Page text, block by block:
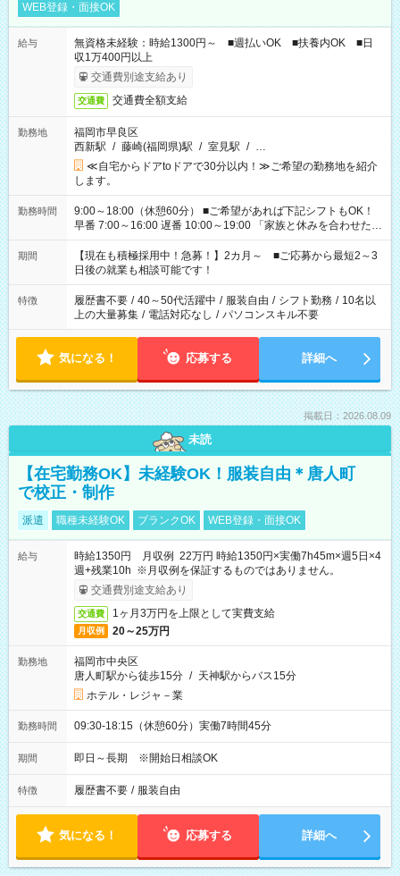
WEB登録・面接OK
給与
無資格未経験：時給1300円～ ■週払いOK ■扶養内OK ■日
収1万400円以上
交通費別途支給あり
交通費 交通費全額支給
勤務地
福岡市早良区
西新駅 / 藤崎(福岡県)駅 / 室見駅 / …
≪自宅からドアtoドアで30分以内！≫ご希望の勤務地を紹介
します。
勤務時間
9:00～18:00（休憩60分） ■ご希望があれば下記シフトもOK！
早番 7:00～16:00 遅番 10:00～19:00 「家族と休みを合わせた
い」 「余裕を持って夕飯の準備がしたい」 「できれば残業はし
たくない」 など、ご希望を教えてくださいね。 ※Wワーク希望
の方へ 今ご覧のお仕事で希望する勤務時間と、もう1つのお仕事
の勤務時間。 合計で週40時間を超える場合は応募できません。
期間
【現在も積極採用中！急募！】2カ月～ ■ご応募から最短2～3
日後の就業も相談可能です！
特徴 履歴書不要 / 40～50代活躍中 / 服装自由 / シフト勤務 / 10名以
上の大量募集 / 電話対応なし / パソコンスキル不要
気になる！ 応募する 詳細へ
掲載日：2026.08.09
未読
【在宅勤務OK】未経験OK！服装自由＊唐人町
で校正・制作
派遣 職種未経験OK ブランクOK WEB登録・面接OK
給与
時給1350円 月収例 22万円 時給1350円×実働7h45m×週5日×4
週+残業10h ※月収例を保証するものではありません。
交通費別途支給あり
交通費 1ヶ月3万円を上限として実費支給
月収例 20～25万円
勤務地
福岡市中央区
唐人町駅から徒歩15分 / 天神駅からバス15分
ホテル・レジャ－業
勤務時間 09:30-18:15（休憩60分）実働7時間45分
期間 即日～長期 ※開始日相談OK
特徴 履歴書不要 / 服装自由
気になる！ 応募する 詳細へ